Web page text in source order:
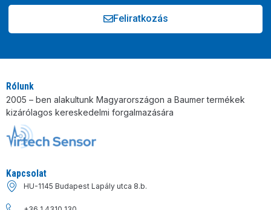
Feliratkozás
Rólunk
2005 – ben alakultunk Magyarországon a Baumer termékek
kizárólagos kereskedelmi forgalmazására
Kapcsolat
HU-1145 Budapest Lapály utca 8.b.